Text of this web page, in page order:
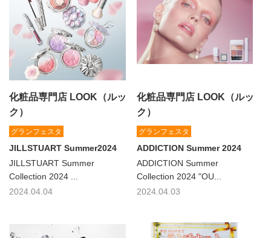
化粧品専門店 LOOK（ルッ
ク）
グランフェスタ
JILLSTUART Summer2024
JILLSTUART Summer
Collection 2024 ...
2024.04.04
化粧品専門店 LOOK（ルッ
ク）
グランフェスタ
ADDICTION Summer 2024
ADDICTION Summer
Collection 2024 "OU...
2024.04.03